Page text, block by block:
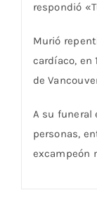
respondió
Murió
cardíaco, en
de
A su funeral
personas,
excampeón